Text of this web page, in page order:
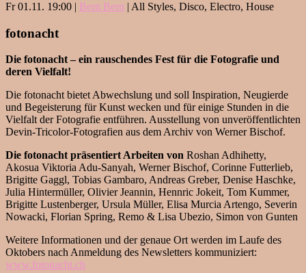
Fr 01.11. 19:00 | Bern Bern | All Styles, Disco, Electro, House
fotonacht
Die fotonacht – ein rauschendes Fest für die Fotografie und
deren Vielfalt!
Die fotonacht bietet Abwechslung und soll Inspiration, Neugierde
und Begeisterung für Kunst wecken und für einige Stunden in die
Vielfalt der Fotografie entführen. Ausstellung von unveröffentlichten
Devin-Tricolor-Fotografien aus dem Archiv von Werner Bischof.
Die fotonacht präsentiert Arbeiten von Roshan Adhihetty,
Akosua Viktoria Adu-Sanyah, Werner Bischof, Corinne Futterlieb,
Brigitte Gaggl, Tobias Gambaro, Andreas Greber, Denise Haschke,
Julia Hintermüller, Olivier Jeannin, Hennric Jokeit, Tom Kummer,
Brigitte Lustenberger, Ursula Müller, Elisa Murcia Artengo, Severin
Nowacki, Florian Spring, Remo & Lisa Ubezio, Simon von Gunten
Weitere Informationen und der genaue Ort werden im Laufe des
Oktobers nach Anmeldung des Newsletters kommuniziert:
www.fotonacht.ch